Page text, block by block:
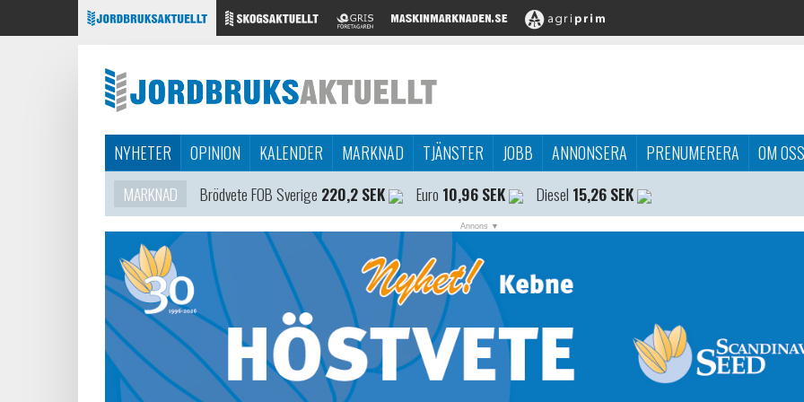
NYHETER OPINION KALENDER MARKNAD TJÄNSTER JOBB ANNONSERA PRENUMERERA
OM OSS
MARKNAD
Brödvete FOB Sverige 220,2 SEK Euro 10,96 SEK Diesel 15,26 SEK